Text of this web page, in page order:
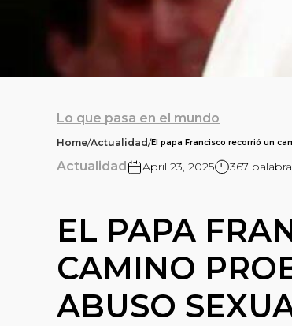
Lo que pasa en el mundo
Home/Actualidad/El papa Francisco recorrió un
Actualidad April 23, 2025 367
EL PAPA
CAMINO
ABUSO